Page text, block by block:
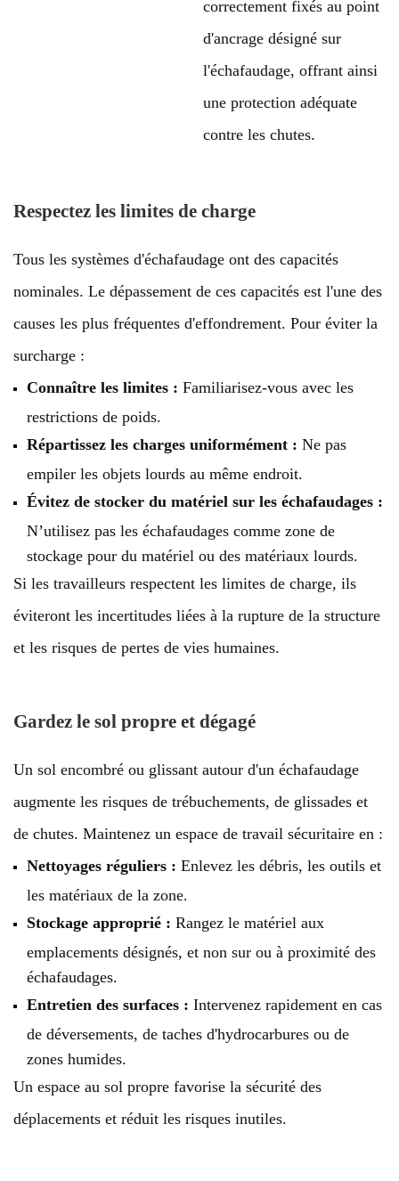
correctement fixés au point
d'ancrage désigné sur
l'échafaudage, offrant ainsi
une protection adéquate
contre les chutes.
Respectez les limites de charge
Tous les systèmes d'échafaudage ont des capacités
nominales. Le dépassement de ces capacités est l'une des
causes les plus fréquentes d'effondrement. Pour éviter la
surcharge :
Connaître les limites : Familiarisez-vous avec les
restrictions de poids.
Répartissez les charges uniformément : Ne pas
empiler les objets lourds au même endroit.
Évitez de stocker du matériel sur les échafaudages :
N’utilisez pas les échafaudages comme zone de
stockage pour du matériel ou des matériaux lourds.
Si les travailleurs respectent les limites de charge, ils
éviteront les incertitudes liées à la rupture de la structure
et les risques de pertes de vies humaines.
Gardez le sol propre et dégagé
Un sol encombré ou glissant autour d'un échafaudage
augmente les risques de trébuchements, de glissades et
de chutes. Maintenez un espace de travail sécuritaire en :
Nettoyages réguliers : Enlevez les débris, les outils et
les matériaux de la zone.
Stockage approprié : Rangez le matériel aux
emplacements désignés, et non sur ou à proximité des
échafaudages.
Entretien des surfaces : Intervenez rapidement en cas
de déversements, de taches d'hydrocarbures ou de
zones humides.
Un espace au sol propre favorise la sécurité des
déplacements et réduit les risques inutiles.